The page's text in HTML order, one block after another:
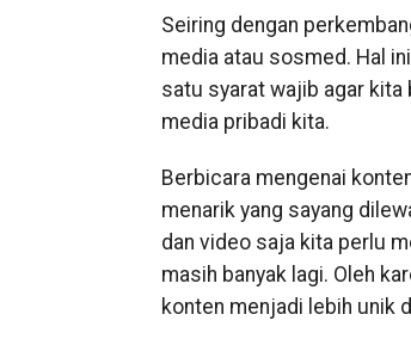
Seiring dengan
media atau sosmed. Hal
satu syarat wajib agar
media pribadi kita.
Berbicara mengenai
menarik yang sayang
dan video saja kita perlu
masih banyak lagi. Oleh
konten menjadi lebih unik